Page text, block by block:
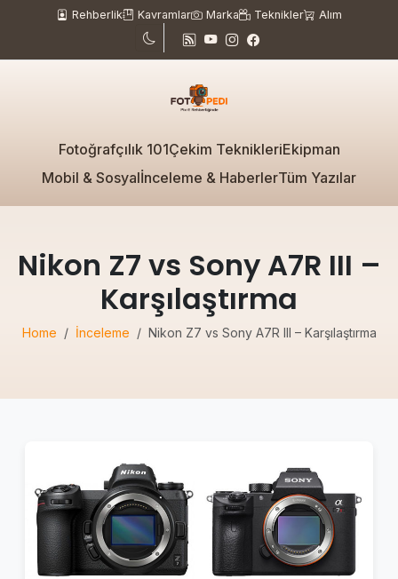
Rehberlik Kavramlar Marka Teknikler Alım
Fotoğrafçılık 101Çekim TeknikleriEkipman
Mobil & Sosyalİnceleme & HaberlerTüm Yazılar
Nikon Z7 vs Sony A7R III –
Karşılaştırma
Home İnceleme Nikon Z7 vs Sony A7R III – Karşılaştırma